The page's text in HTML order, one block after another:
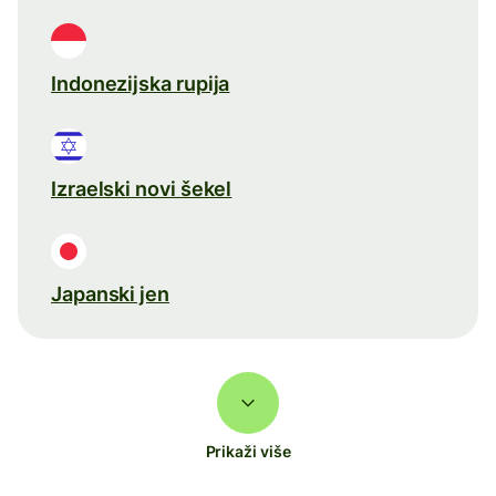
Indonezijska rupija
Izraelski novi šekel
Japanski jen
Prikaži više